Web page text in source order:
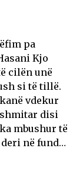
pa
Kjo
cilën unë
si të tillë.
vdekur
disi
mbushur të
në fund…